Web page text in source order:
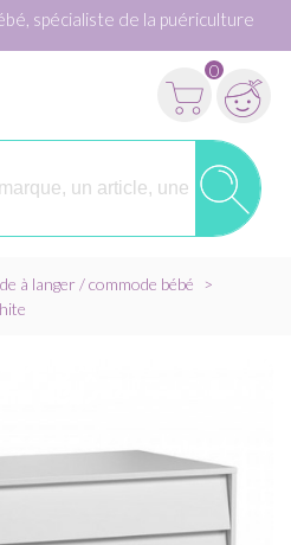
spécialiste de la puériculture
0
à langer / commode bébé
>